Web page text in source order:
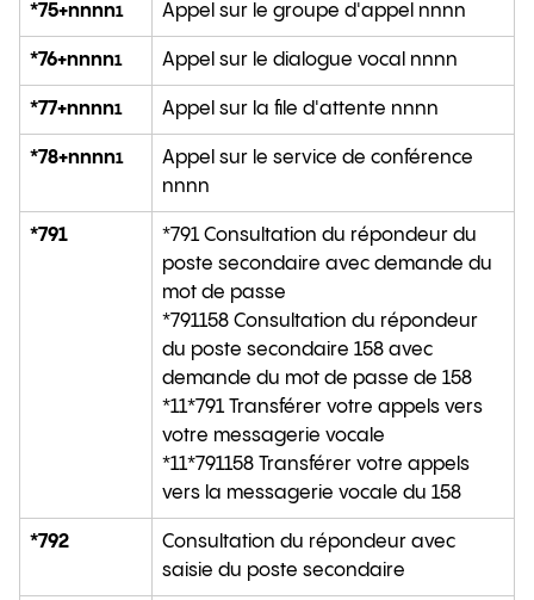
*75+nnnn1 Appel sur le groupe d'appel nnnn
*76+nnnn1 Appel sur le dialogue vocal nnnn
*77+nnnn1 Appel sur la file d'attente nnnn
*78+nnnn1
Appel sur le service de conférence
nnnn
*791
*791 Consultation du répondeur du
poste secondaire avec demande du
mot de passe
*791158 Consultation du répondeur
du poste secondaire 158 avec
demande du mot de passe de 158
*11*791 Transférer votre appels vers
votre messagerie vocale
*11*791158 Transférer votre appels
vers la messagerie vocale du 158
*792
Consultation du répondeur avec
saisie du poste secondaire